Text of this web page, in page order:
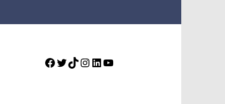
Facebook
Twitter
TikTok
Instagram
LinkedIn
YouTube